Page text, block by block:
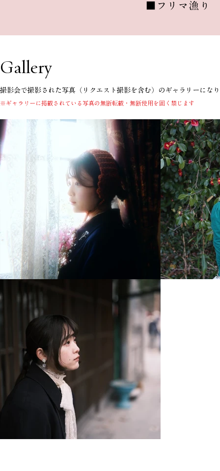
■フリマ漁り
Gallery
撮影会で撮影された写真（リクエスト撮影を含む）のギャラリーにな
※ギャラリーに掲載されている写真の無断転載・無断使用を固く禁じます